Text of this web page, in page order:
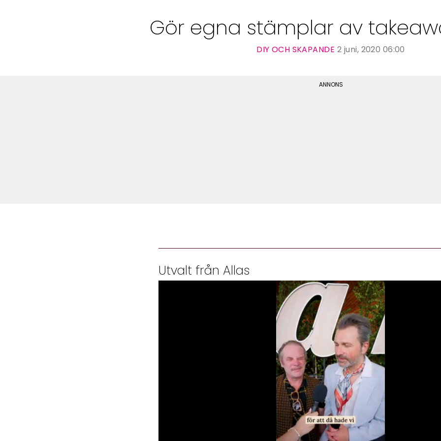
Gör egna stämplar av
DIY OCH SKAPANDE 2 juni, 2020 06:00
Utvalt från Allas